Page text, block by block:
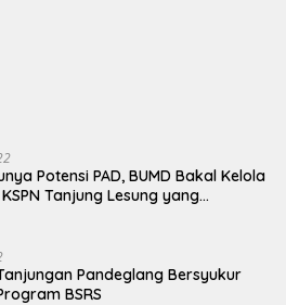
Potensi PAD, BUMD Bakal Kelola
Tanjung Lesung yang
Pandeglang Bersyukur
BSRS